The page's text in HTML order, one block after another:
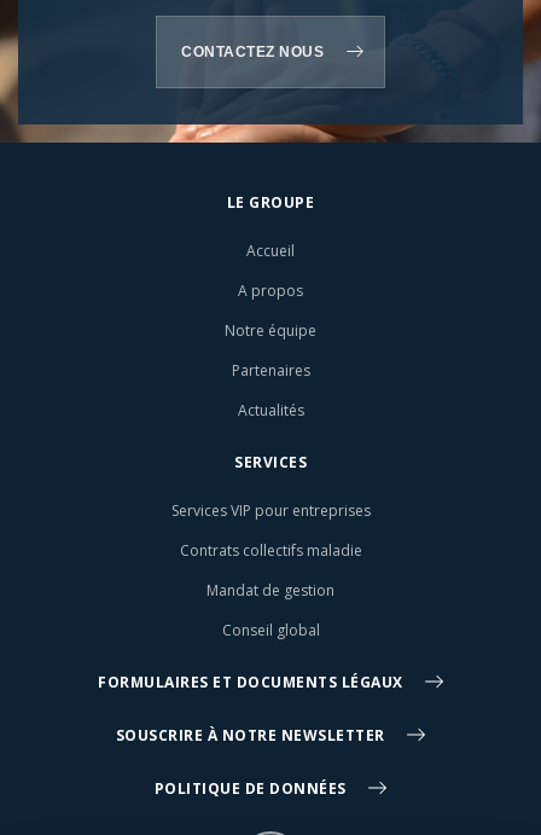
CONTACTEZ NOUS
LE GROUPE
Accueil
A propos
Notre équipe
Partenaires
Actualités
SERVICES
Services VIP pour entreprises
Contrats collectifs maladie
Mandat de gestion
Conseil global
FORMULAIRES ET DOCUMENTS LÉGAUX
SOUSCRIRE À NOTRE NEWSLETTER
POLITIQUE DE DONNÉES